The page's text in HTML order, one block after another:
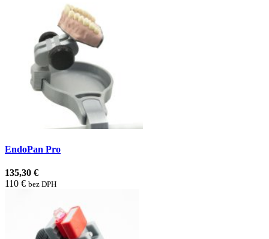
EndoPan Pro
135,30 €
110 € bez DPH